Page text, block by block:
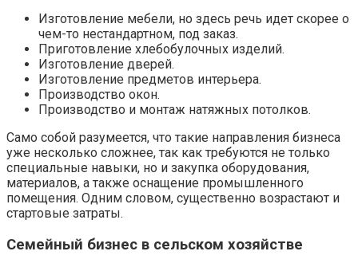
Изготовление мебели, но здесь речь идет скорее о
чем-то нестандартном, под заказ.
Приготовление хлебобулочных изделий.
Изготовление дверей.
Изготовление предметов интерьера.
Производство окон.
Производство и монтаж натяжных потолков.
Само собой разумеется, что такие направления бизнеса
уже несколько сложнее, так как требуются не только
специальные навыки, но и закупка оборудования,
материалов, а также оснащение промышленного
помещения. Одним словом, существенно возрастают и
стартовые затраты.
Семейный бизнес в сельском хозяйстве